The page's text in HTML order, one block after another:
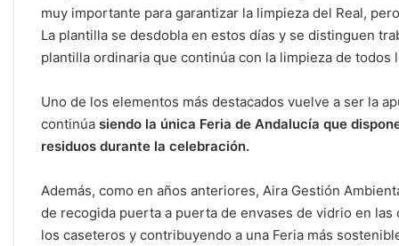
muy importante para garantizar la limpieza del Real,
La plantilla se desdobla en estos días y se distinguen
plantilla ordinaria que continúa con la limpieza de todos
Uno de los elementos más destacados vuelve a ser la
continúa siendo la única Feria de Andalucía que
residuos durante la celebración.
Además, como en años anteriores, Aira Gestión
de recogida puerta a puerta de envases de vidrio en
los caseteros y contribuyendo a una Feria más